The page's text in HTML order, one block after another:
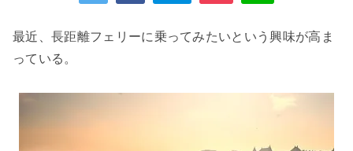
最近、長距離フェリーに乗ってみたいという興味が高ま
っている。